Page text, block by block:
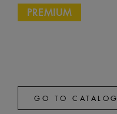
PREMIUM
GO TO CATALOG